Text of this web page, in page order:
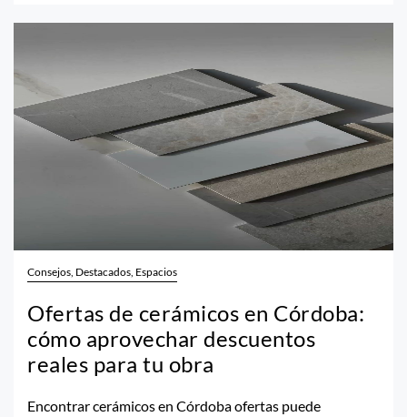
Consejos, Destacados, Espacios
Ofertas de cerámicos en Córdoba:
cómo aprovechar descuentos
reales para tu obra
Encontrar cerámicos en Córdoba ofertas puede